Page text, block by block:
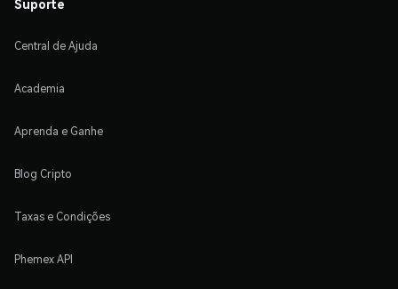
Central de Ajuda
Academia
Aprenda e Ganhe
Blog Cripto
Taxas e Condições
Phemex API